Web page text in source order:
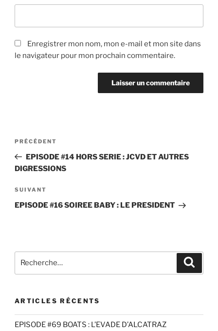
Enregistrer mon nom, mon e-mail et mon site dans
le navigateur pour mon prochain commentaire.
Navigation
l’article
Article
précédent
PRÉCÉDENT
EPISODE #14 HORS SERIE : JCVD ET AUTRES
DIGRESSIONS
Article
suivant
SUIVANT
EPISODE #16 SOIREE BABY : LE PRESIDENT
pour
ARTICLES RÉCENTS
EPISODE #69 BOATS : L’EVADE D’ALCATRAZ